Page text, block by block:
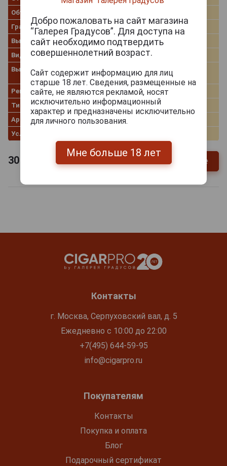
Объём
Градус
46.0%
Выдержка лет
24
Вид коробки
Картонная туба
Выдержка в бочке
хереса
Регион
Highland
Тип
Single Malt Scotch Whisky
Артикул
37065
Условия продаж
30 974 руб. Уточнить цену и наличие
Контакты
г. Москва, Серпуховский вал, д. 5
Ежедневно с 10:00 до 22:00
+7(495) 644-59-95
info@cigarpro.ru
Покупателям
Контакты
Покупка и оплата
Блог
Подарочный сертификат
Добро пожаловать на сайт магазина
“Галерея Градусов”. Для доступа на
сайт необходимо подтвердить
совершеннолетний возраст.
Сайт содержит информацию для лиц
старше 18 лет. Сведения, размещенные на
сайте, не являются рекламой, носят
исключительно информационный
характер и предназначены исключительно
для личного пользования.
Мне больше 18 лет